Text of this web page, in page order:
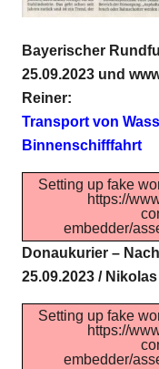
Bayerischer
25.09.2023 und
Reiner:
Transport von
Binnenschifffahrt
Setting up fake
https://
embedder/
Donaukurier –
25.09.2023 /
Setting up fake
https://
embedder/